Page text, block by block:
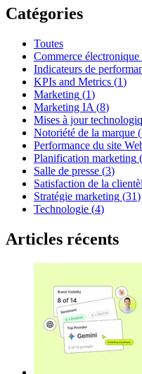
Catégories
Toutes
Commerce électronique
Indicateurs de
KPIs and Metrics (1)
Marketing (1)
Marketing IA (8)
Mises à jour
Notoriété de la marque (
Performance du site
Planification marketing (
Salle de presse (3)
Satisfaction de la
Stratégie marketing (31)
Technologie (4)
Articles récents